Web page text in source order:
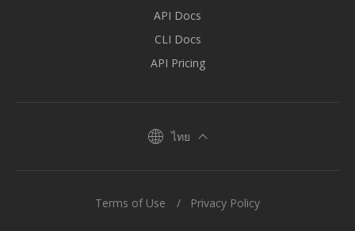
API Docs
CLI Docs
API Pricing
ไทย
Terms of Use Privacy Policy